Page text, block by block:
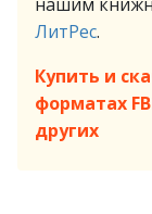
ЛитРес.
Купить и
форматах
других